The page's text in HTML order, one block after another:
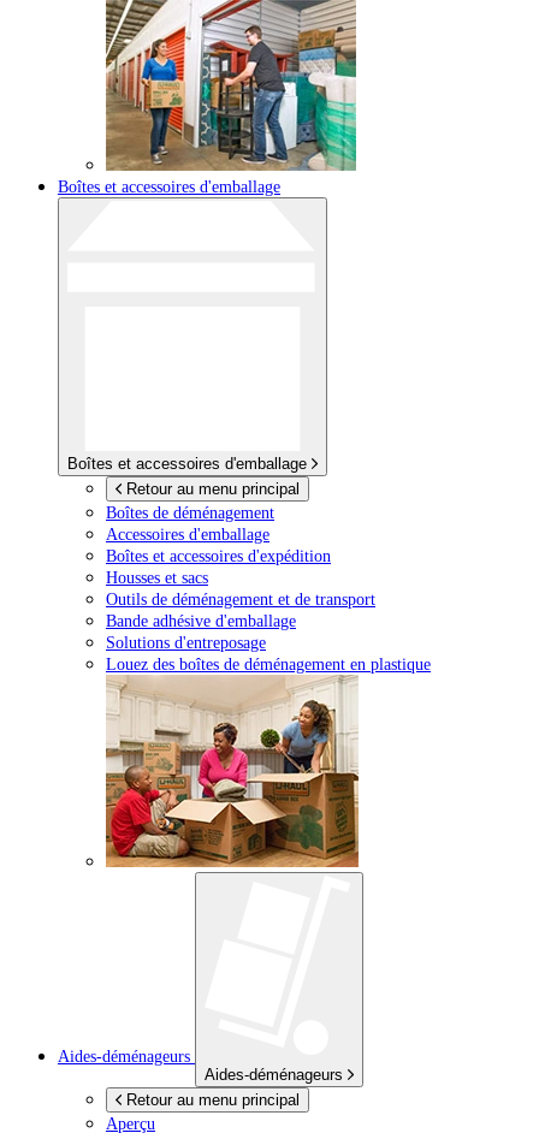
Boîtes et accessoires d'emballage
Boîtes et accessoires d'emballage
Retour au menu principal
Boîtes de déménagement
Accessoires d'emballage
Boîtes et accessoires d'expédition
Housses et sacs
Outils de déménagement et de transport
Bande adhésive d'emballage
Solutions d'entreposage
Louez des boîtes de déménagement en plastique
Aides-déménageurs
Aides-déménageurs
Retour au menu principal
Aperçu